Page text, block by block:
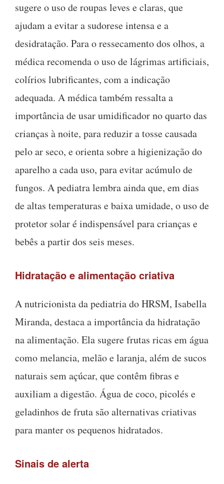
sugere o uso de roupas leves e claras, que
ajudam a evitar a sudorese intensa e a
desidratação. Para o ressecamento dos olhos, a
médica recomenda o uso de lágrimas artificiais,
colírios lubrificantes, com a indicação
adequada. A médica também ressalta a
importância de usar umidificador no quarto das
crianças à noite, para reduzir a tosse causada
pelo ar seco, e orienta sobre a higienização do
aparelho a cada uso, para evitar acúmulo de
fungos. A pediatra lembra ainda que, em dias
de altas temperaturas e baixa umidade, o uso de
protetor solar é indispensável para crianças e
bebês a partir dos seis meses.
Hidratação e alimentação criativa
A nutricionista da pediatria do HRSM, Isabella
Miranda, destaca a importância da hidratação
na alimentação. Ela sugere frutas ricas em água
como melancia, melão e laranja, além de sucos
naturais sem açúcar, que contêm fibras e
auxiliam a digestão. Água de coco, picolés e
geladinhos de fruta são alternativas criativas
para manter os pequenos hidratados.
Sinais de alerta